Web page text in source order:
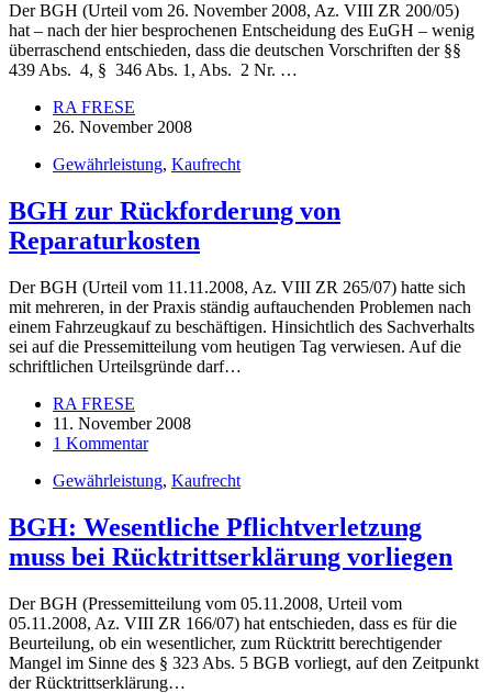
Der BGH (Urteil vom 26. November 2008, Az. VIII ZR 200/05)
hat – nach der hier besprochenen Entscheidung des EuGH – wenig
überraschend entschieden, dass die deutschen Vorschriften der §§
439 Abs. 4, § 346 Abs. 1, Abs. 2 Nr. …
RA FRESE
26. November 2008
Gewährleistung, Kaufrecht
BGH zur Rückforderung von
Reparaturkosten
Der BGH (Urteil vom 11.11.2008, Az. VIII ZR 265/07) hatte sich
mit mehreren, in der Praxis ständig auftauchenden Problemen nach
einem Fahrzeugkauf zu beschäftigen. Hinsichtlich des Sachverhalts
sei auf die Pressemitteilung vom heutigen Tag verwiesen. Auf die
schriftlichen Urteilsgründe darf…
RA FRESE
11. November 2008
1 Kommentar
Gewährleistung, Kaufrecht
BGH: Wesentliche Pflichtverletzung
muss bei Rücktrittserklärung vorliegen
Der BGH (Pressemitteilung vom 05.11.2008, Urteil vom
05.11.2008, Az. VIII ZR 166/07) hat entschieden, dass es für die
Beurteilung, ob ein wesentlicher, zum Rücktritt berechtigender
Mangel im Sinne des § 323 Abs. 5 BGB vorliegt, auf den Zeitpunkt
der Rücktrittserklärung…